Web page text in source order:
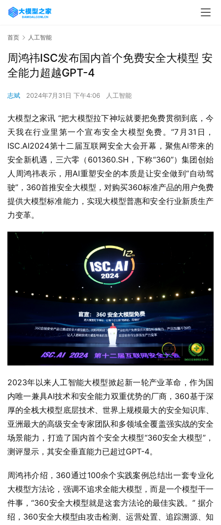
首页 人工智能
周鸿祎ISC发布国内首个免费安全大模型 安
全能力超越GPT-4
志斌 2024年7月31日 下午4:06 人工智能
大模型之家讯 “把大模型拉下神坛就要把免费贯彻到底，今
天我在行业里第一个宣布安全大模型免费。”7月31日，
ISC.AI2024第十二届互联网安全大会开幕，聚焦AI带来的
安全新机遇，三六零（601360.SH，下称“360”）集团创始
人周鸿祎表示，用AI重塑安全的本质是让安全做到“自动驾
驶”，360首推安全大模型，对购买360标准产品的用户免费
提供大模型标准能力，实现大模型普惠和安全行业新质生产
力变革。
2023年以来人工智能大模型掀起新一轮产业革命，作为国
内唯一兼具AI技术和安全能力双重优势的厂商，360基于深
厚的全栈大模型底层技术、世界上规模最大的安全知识库、
亚洲最大的高级安全专家团队和多领域全覆盖强实战的安全
场景能力，打造了国内首个安全大模型“360安全大模型”，
测评显示，其安全垂直能力已超过GPT-4。
周鸿祎介绍，360通过100余个实践案例总结出一套专业化
大模型方法论，强调不追求全能大模型，而是一个模型干一
件事，“360安全大模型就是这套方法论的最佳实践。” 据介
绍，360安全大模型由攻击检测、运营处置、追踪溯源、知